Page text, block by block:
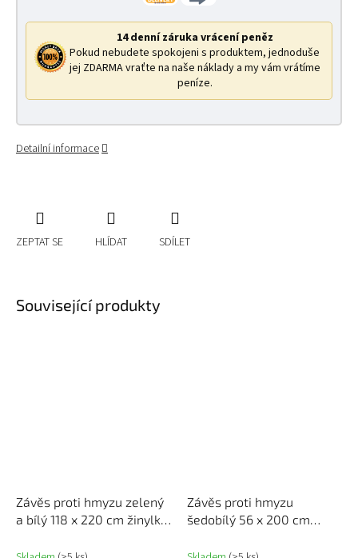
14 denní záruka vrácení peněz
Pokud nebudete spokojeni s produktem, jednoduše
jej ZDARMA vraťte na naše náklady a my vám vrátíme
peníze.
Detailní informace
ZEPTAT SE HLÍDAT SDÍLET
Související produkty
Závěs proti hmyzu zelený
a bílý 118 x 220 cm žinylka
Závěs proti hmyzu
šedobílý 56 x 200 cm